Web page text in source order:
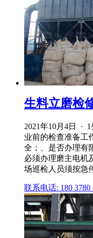
生料立磨检
2021年10月4日 ·
业前的检查准备工
全；、是否办理有
必须办理磨主电机
场巡检人员须按急
联系电话: 180 3780